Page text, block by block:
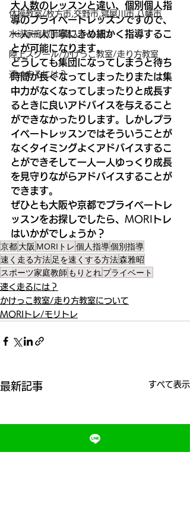
体操教室/枚方市,交野市,寝屋川市,八幡市
水泳家庭教師/個人レッスン
陸上スクール/かけっこ教室/走り方教室
速く走るには？
大人数のレッスンと違い、個別個人指
導のプライベートレッスンですので、
一人一人丁寧にきめ細かく指導するこ
とが可能になります。
どうしても集団になってしまうと待ち
時間が長くなってしまったりまたは集
中力がなくなってしまったりと成長す
るときに良いアドバイスを与えること
ができなかったりします。しかしプラ
イベートレッスンではそういうことが
なくタイミングよくアドバイスするこ
とができそして一人一人ゆっくり成長
を見守りながらアドバイスすることが
できます。
ぜひとも大阪や京都でプライベートレ
ッスンをお探しでしたら、 MORI
トレ
はいかがでしょうか？
京都大阪 MORIトレ個人指導個別指導
速く走る方法足を速くする方法森雅昭
スポーツ家庭教師 もりとれプライベート
速く走るには？
かけっこ教室/走り方教室について
MORIトレ/モリトレ
最新記事 すべて表示